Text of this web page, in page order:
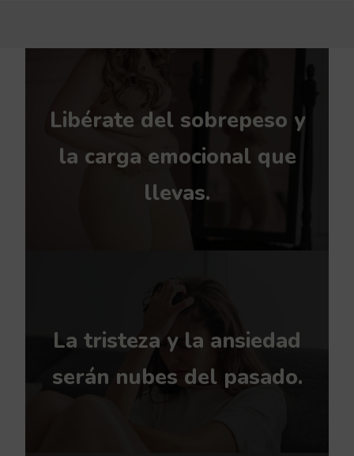
Libérate del sobrepeso y
la carga emocional que
llevas.
La tristeza y la ansiedad
serán nubes del pasado.